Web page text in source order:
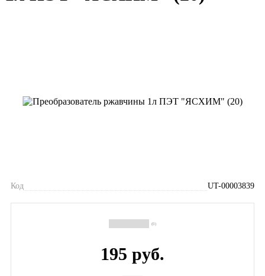
Код UT-00003839
(0)
195 руб.